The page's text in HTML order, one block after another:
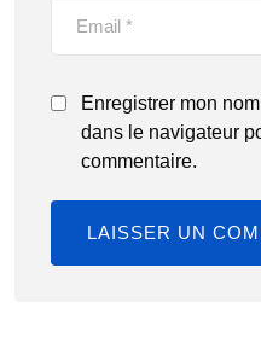
Enregistrer mon
dans le navigateur
commentaire.